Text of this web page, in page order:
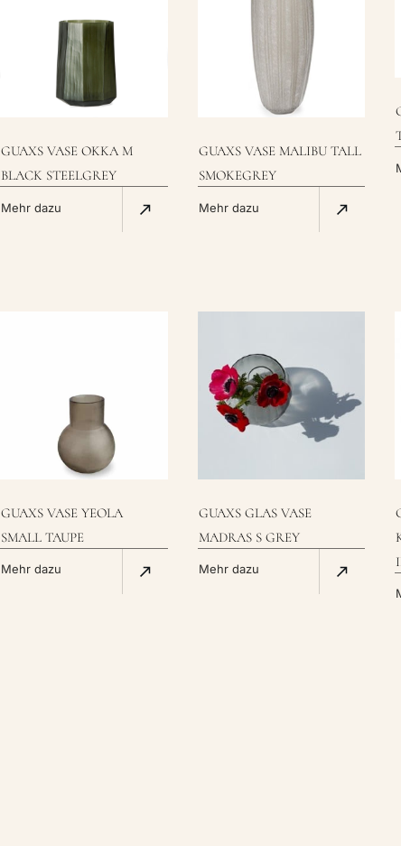
GUAXS VASE OKKA M
BLACK STEELGREY
Mehr dazu
GUAXS VASE MALIBU TALL
SMOKEGREY
Mehr dazu
GUAXS VASE YEOLA
SMALL TAUPE
Mehr dazu
GUAXS GLAS VASE
MADRAS S GREY
Mehr dazu